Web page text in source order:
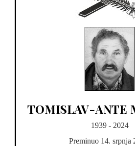
TOMISLAV-ANTE
1939 - 2024
Preminuo 14. srpnja